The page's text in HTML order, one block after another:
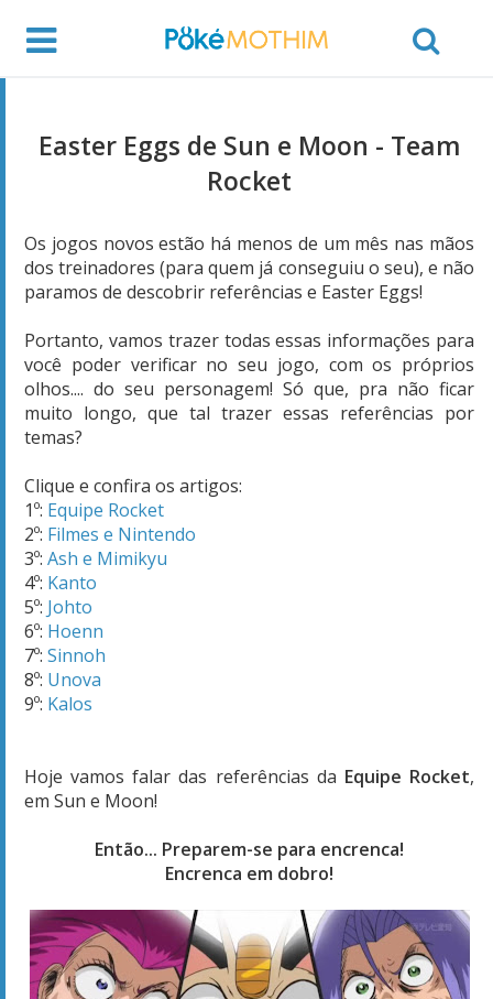
Easter Eggs de Sun e Moon - Team
Rocket
Os jogos novos estão há menos de um mês nas mãos
dos treinadores (para quem já conseguiu o seu), e não
paramos de descobrir referências e Easter Eggs!
Portanto, vamos trazer todas essas informações para
você poder verificar no seu jogo, com os próprios
olhos.... do seu personagem! Só que, pra não ficar
muito longo, que tal trazer essas referências por
temas?
Clique e confira os artigos:
1º: Equipe Rocket
2º: Filmes e Nintendo
3º: Ash e Mimikyu
4º: Kanto
5º: Johto
6º: Hoenn
7º: Sinnoh
8º: Unova
9º: Kalos
Hoje vamos falar das referências da Equipe Rocket,
em Sun e Moon!
Então... Preparem-se para encrenca!
Encrenca em dobro!